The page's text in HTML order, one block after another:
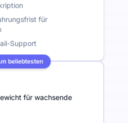
für
Support
beliebtesten
für wachsende